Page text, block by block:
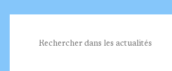
Recherche